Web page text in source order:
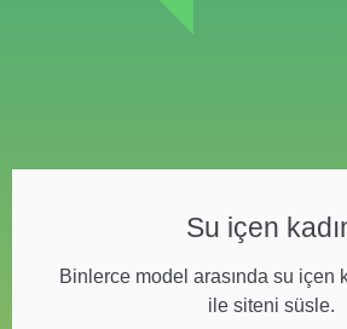
Su içen
Binlerce model arasında su içen
ile siteni süsle.